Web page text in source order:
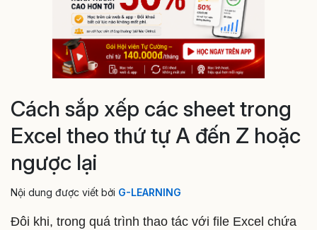
Cách sắp xếp các sheet trong
Excel theo thứ tự A đến Z hoặc
ngược lại
Nội dung được viết bởi G-LEARNING
Đôi khi, trong quá trình thao tác với file Excel chứa